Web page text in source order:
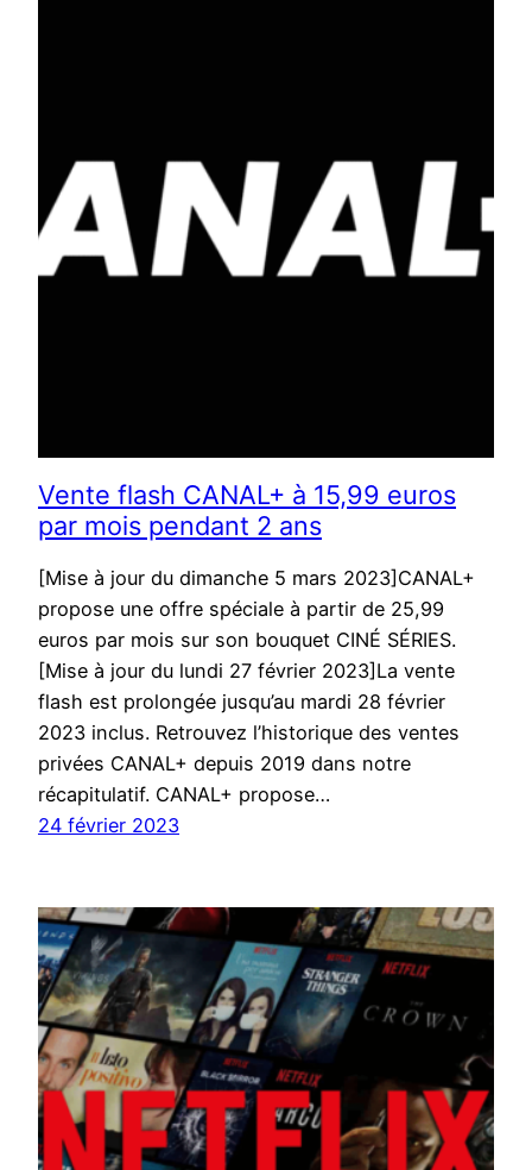
Vente flash CANAL+ à 15,99 euros
par mois pendant 2 ans
[Mise à jour du dimanche 5 mars 2023]CANAL+
propose une offre spéciale à partir de 25,99
euros par mois sur son bouquet CINÉ SÉRIES.
[Mise à jour du lundi 27 février 2023]La vente
flash est prolongée jusqu’au mardi 28 février
2023 inclus. Retrouvez l’historique des ventes
privées CANAL+ depuis 2019 dans notre
récapitulatif. CANAL+ propose…
24 février 2023